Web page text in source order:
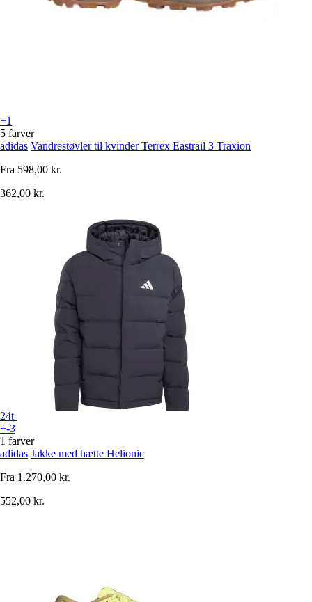
+1
5 farver
adidas Vandrestøvler til kvinder Terrex Eastrail 3 Traxion
Fra 598,00 kr.
362,00 kr.
24t
+-3
1 farver
adidas Jakke med hætte Helionic
Fra 1.270,00 kr.
552,00 kr.